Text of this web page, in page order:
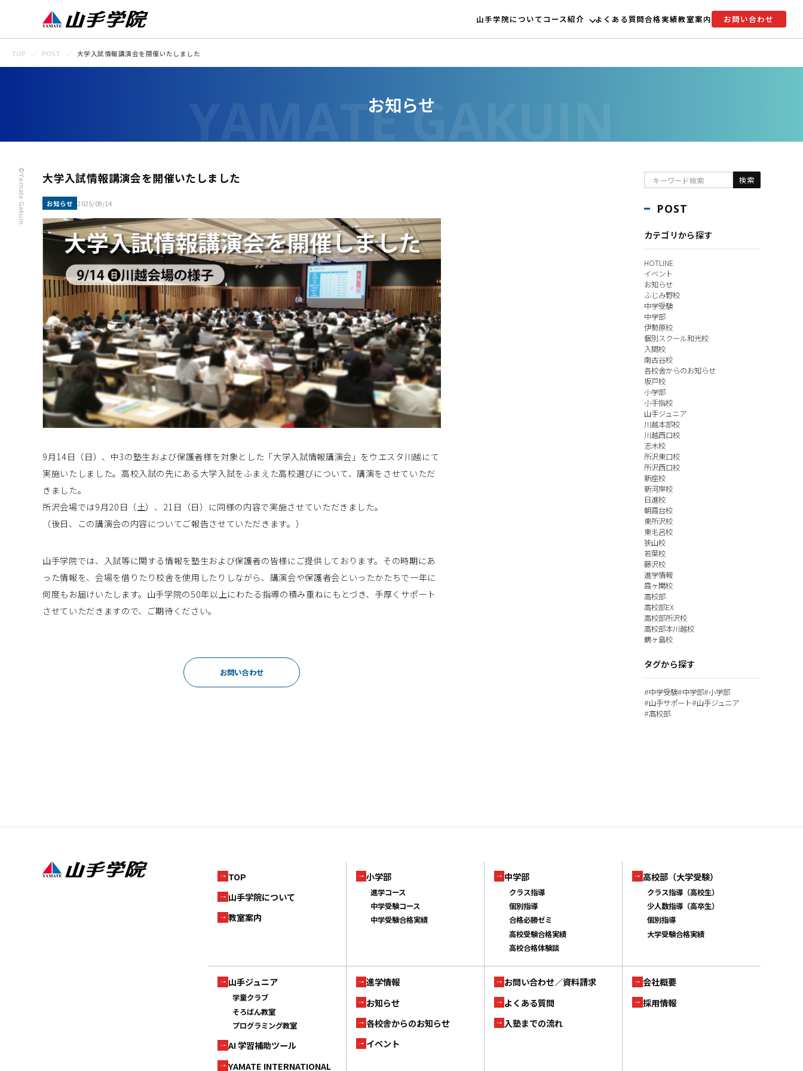
山手学院についてコース紹介 よくある質問合格実績教室案内 お問い合わせ
©Yamate Gakuin
TOP POST 大学入試情報講演会を開催いたしました
お知らせ
大学入試情報講演会を開催いたしました
お知らせ 2025/09/14
9月14日（日）、中3の塾生および保護者様を対象とした「大学入試情報講演会」をウエスタ川越にて
実施いたしました。高校入試の先にある大学入試をふまえた高校選びについて、講演をさせていただ
きました。
所沢会場では9月20日（土）、21日（日）に同様の内容で実施させていただきました。
（後日、この講演会の内容についてご報告させていただきます。）
山手学院では、入試等に関する情報を塾生および保護者の皆様にご提供しております。その時期にあ
った情報を、会場を借りたり校舎を使用したりしながら、講演会や保護者会といったかたちで一年に
何度もお届けいたします。山手学院の50年以上にわたる指導の積み重ねにもとづき、手厚くサポート
させていただきますので、ご期待ください。
お問い合わせ
POST
カテゴリから探す
HOTLINE
イベント
お知らせ
ふじみ野校
中学受験
中学部
伊勢原校
個別スクール和光校
入間校
南古谷校
各校舎からのお知らせ
坂戸校
小学部
小手指校
山手ジュニア
川越本部校
川越西口校
志木校
所沢東口校
所沢西口校
新座校
新河岸校
日進校
朝霞台校
東所沢校
東毛呂校
狭山校
若葉校
藤沢校
進学情報
霞ヶ関校
高校部
高校部EX
高校部所沢校
高校部本川越校
鶴ヶ島校
タグから探す
#中学受験#中学部#小学部
#山手サポート#山手ジュニア
#高校部
TOP
山手学院について
教室案内
小学部
進学コース
中学受験コース
中学受験合格実績
中学部
クラス指導
個別指導
合格必勝ゼミ
高校受験合格実績
高校合格体験談
高校部（大学受験）
クラス指導（高校生）
少人数指導（高卒生）
個別指導
大学受験合格実績
山手ジュニア
学童クラブ
そろばん教室
プログラミング教室
AI 学習補助ツール
YAMATE INTERNATIONAL
進学情報
お知らせ
各校舎からのお知らせ
イベント
お問い合わせ／資料請求
よくある質問
入塾までの流れ
会社概要
採用情報